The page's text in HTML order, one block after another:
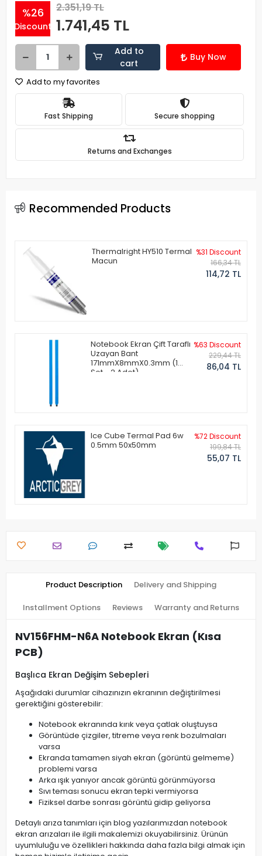
%26
Discount
2.351,19 TL
1.741,45 TL
Add to
cart
Buy Now
Add to my favorites
Fast Shipping Secure shopping
Returns and Exchanges
Recommended Products
Thermalright HY510 Termal
Macun
%31 Discount
166,34 TL
114,72 TL
Notebook Ekran Çift Taraflı
Uzayan Bant
171mmX8mmX0.3mm (1
Set - 2 Adet)
%63 Discount
229,44 TL
86,04 TL
Ice Cube Termal Pad 6w
0.5mm 50x50mm
%72 Discount
199,84 TL
55,07 TL
Product Description Delivery and Shipping
Installment Options Reviews Warranty and Returns
NV156FHM-N6A Notebook Ekran (Kısa
PCB)
Başlıca Ekran Değişim Sebepleri
Aşağıdaki durumlar cihazınızın ekranının değiştirilmesi
gerektiğini gösterebilir:
Notebook ekranında kırık veya çatlak oluştuysa
Görüntüde çizgiler, titreme veya renk bozulmaları
varsa
Ekranda tamamen siyah ekran (görüntü gelmeme)
problemi varsa
Arka ışık yanıyor ancak görüntü görünmüyorsa
Sıvı teması sonucu ekran tepki vermiyorsa
Fiziksel darbe sonrası görüntü gidip geliyorsa
Detaylı arıza tanımları için blog yazılarımızdan notebook
ekran arızaları ile ilgili makalemizi okuyabilirsiniz. Ürünün
uyumluluğu ve özellikleri hakkında daha fazla bilgi almak için